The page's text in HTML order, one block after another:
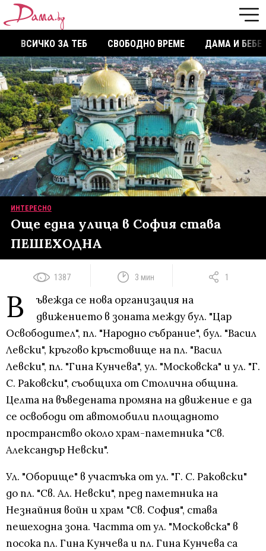
ВСИЧКО ЗА ТЕБ СВОБОДНО ВРЕМЕ ДАМА И БЕБЕ
ИНТЕРЕСНО
Още една улица в София става
ПЕШЕХОДНА
1387 3 мин 1
В
ъвежда се нова организация на
движението в зоната между бул. "Цар
Освободител", пл. "Народно събрание", бул. "Васил
Левски", кръгово кръстовище на пл. "Васил
Левски", пл. "Гина Кунчева", ул. "Московска" и ул. "Г.
С. Раковски", съобщиха от Столична община.
Целта на въведената промяна на движение е да
се освободи от автомобили площадното
пространство около храм-паметника "Св.
Александър Невски".
Ул. "Оборище" в участъка от ул. "Г. С. Раковски"
до пл. "Св. Ал. Невски", пред паметника на
Незнайния войн и храм "Св. София", става
пешеходна зона. Частта от ул. "Московска" в
посока пл. Гина Кунчева и пл. Гина Кунчева са